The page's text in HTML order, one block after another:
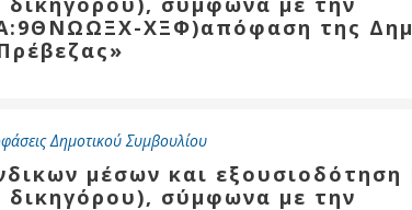
ΧΞΦ)απόφαση της
Δημοτικού Συμβουλίου
μέσων και εξουσιοδότηση
σύμφωνα με την